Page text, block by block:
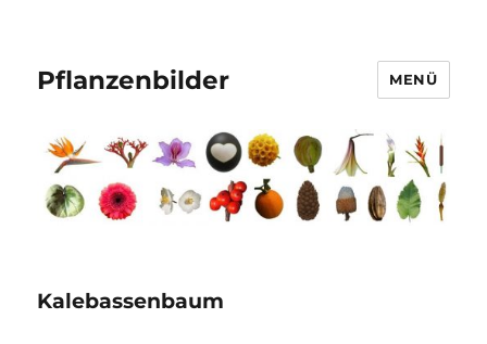
Pflanzenbilder MENÜ
Kalebassenbaum